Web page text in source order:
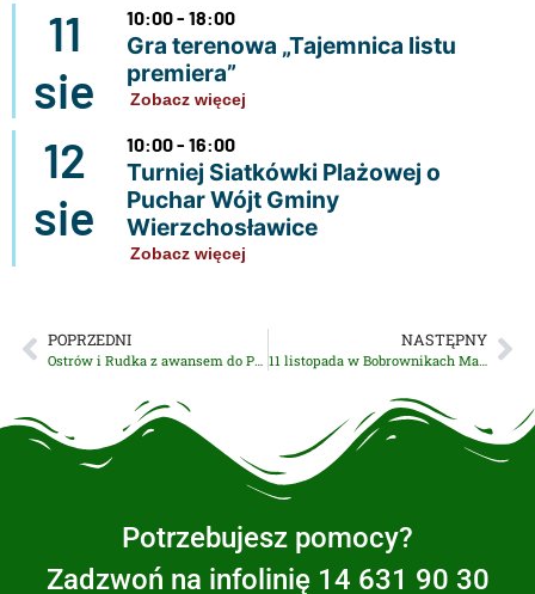
11
sie
10:00 - 18:00
Gra terenowa „Tajemnica listu
premiera”
Zobacz więcej
12
sie
10:00 - 16:00
Turniej Siatkówki Plażowej o
Puchar Wójt Gminy
Wierzchosławice
Zobacz więcej
POPRZEDNI NASTĘPNY
11 listopada w Bobrownikach Małych
Potrzebujesz pomocy?
Zadzwoń na infolinię 14 631 90 30